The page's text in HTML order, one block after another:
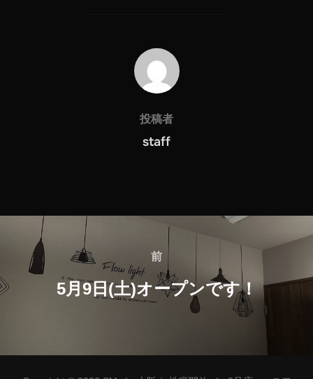
投稿者
投稿者
staff
前
5月9日(土)オープンです！